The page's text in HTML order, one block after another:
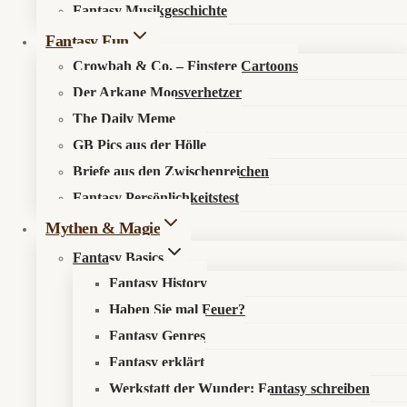
Fantasy Musikgeschichte
Fantasy Fun
Crowbah & Co. – Finstere Cartoons
Der Arkane Moosverhetzer
The Daily Meme
GB Pics aus der Hölle
Briefe aus den Zwischenreichen
Fantasy Persönlichkeitstest
Mythen & Magie
Fantasy Basics
Fantasy History
Haben Sie mal Feuer?
Fantasy Genres
Fantasy erklärt
Werkstatt der Wunder: Fantasy schreiben
Search in content
The Death of Robin Hood: Wenn der
Barde besser lügt als der Held schießt
The Death of Robin Hood: Wenn der Barde
besser lügt als der Held schießt
Robin Hood war immer eine der bequemsten Figuren der